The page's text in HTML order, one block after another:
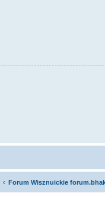
Forum Wisznuickie